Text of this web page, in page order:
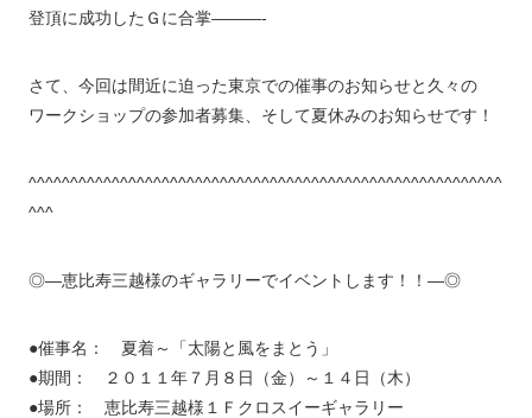
登頂に成功したＧに合掌———-
さて、今回は間近に迫った東京での催事のお知らせと久々の
ワークショップの参加者募集、そして夏休みのお知らせです！
^^^^^^^^^^^^^^^^^^^^^^^^^^^^^^^^^^^^^^^^^^^^^^^^^^^^^^^^^
^^^
◎―恵比寿三越様のギャラリーでイベントします！！―◎
●催事名： 夏着～「太陽と風をまとう」
●期間： ２０１１年７月８日（金）～１４日（木）
●場所： 恵比寿三越様１Ｆクロスイーギャラリー